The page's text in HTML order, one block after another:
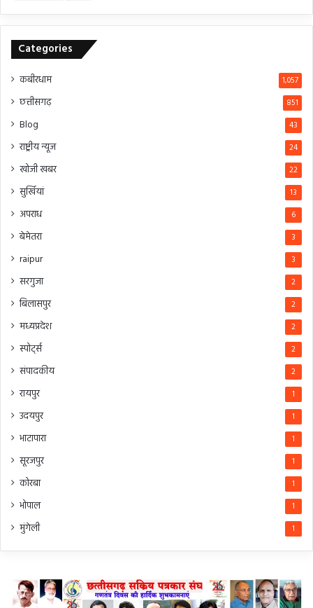
Categories
कबीरधाम 1,057
छत्तीसगढ़ 851
Blog 43
राष्ट्रीय न्यूज 24
खोजी खबर 22
सुर्खियां 13
अपराध 6
बेमेतरा 3
raipur 3
सरगुजा 2
बिलासपुर 2
मध्यप्रदेश 2
स्पोर्ट्स 2
संपादकीय 2
रायपुर 1
उदयपुर 1
भाटापारा 1
सूरजपुर 1
कोरबा 1
भोपाल 1
मुंगेली 1